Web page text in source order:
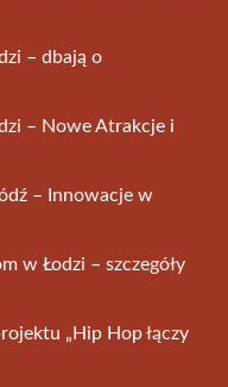
– dbają o
– Nowe Atrakcje i
– Innowacje w
w Łodzi – szczegóły
„Hip Hop łączy